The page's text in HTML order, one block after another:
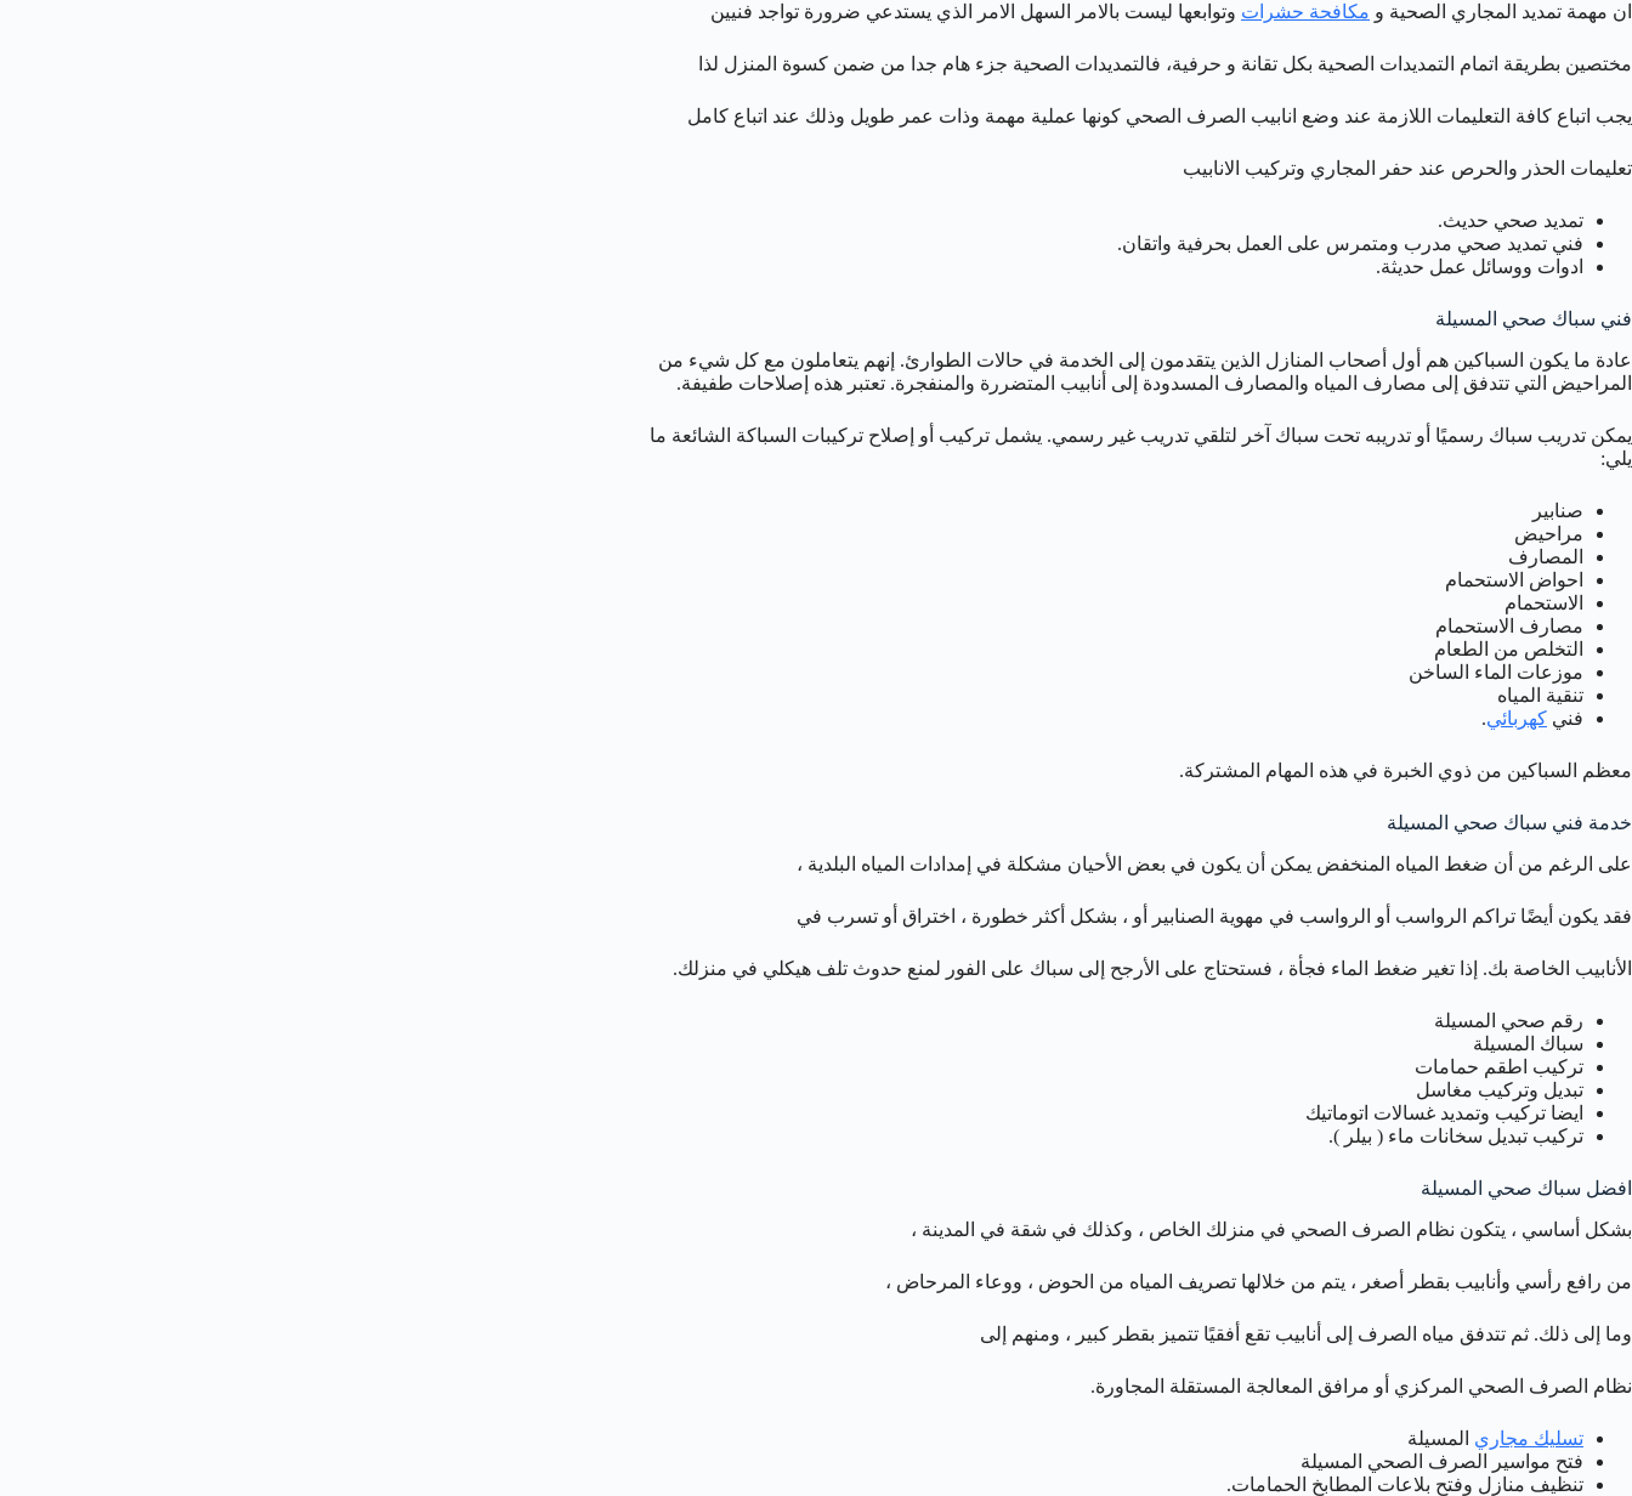
ان مهمة تمديد المجاري الصحية و مكافحة حشرات وتوابعها ليست بالامر السهل الامر الذي يستدعي ضرورة تواجد فنيين
مختصين بطريقة اتمام التمديدات الصحية بكل تقانة و حرفية، فالتمديدات الصحية جزء هام جدا من ضمن كسوة المنزل لذا
يجب اتباع كافة التعليمات اللازمة عند وضع انابيب الصرف الصحي كونها عملية مهمة وذات عمر طويل وذلك عند اتباع كامل
تعليمات الحذر والحرص عند حفر المجاري وتركيب الانابيب
تمديد صحي حديث.
فني تمديد صحي مدرب ومتمرس على العمل بحرفية واتقان.
ادوات ووسائل عمل حديثة.
فني سباك صحي المسيلة
عادة ما يكون السباكين هم أول أصحاب المنازل الذين يتقدمون إلى الخدمة في حالات الطوارئ. إنهم يتعاملون مع كل شيء من
المراحيض التي تتدفق إلى مصارف المياه والمصارف المسدودة إلى أنابيب المتضررة والمنفجرة. تعتبر هذه إصلاحات طفيفة.
يمكن تدريب سباك رسميًا أو تدريبه تحت سباك آخر لتلقي تدريب غير رسمي. يشمل تركيب أو إصلاح تركيبات السباكة الشائعة ما
يلي:
صنابير
مراحيض
المصارف
احواض الاستحمام
الاستحمام
مصارف الاستحمام
التخلص من الطعام
موزعات الماء الساخن
تنقية المياه
فني كهربائي.
معظم السباكين من ذوي الخبرة في هذه المهام المشتركة.
خدمة فني سباك صحي المسيلة
على الرغم من أن ضغط المياه المنخفض يمكن أن يكون في بعض الأحيان مشكلة في إمدادات المياه البلدية ،
فقد يكون أيضًا تراكم الرواسب أو الرواسب في مهوية الصنابير أو ، بشكل أكثر خطورة ، اختراق أو تسرب في
الأنابيب الخاصة بك. إذا تغير ضغط الماء فجأة ، فستحتاج على الأرجح إلى سباك على الفور لمنع حدوث تلف هيكلي في منزلك.
رقم صحي المسيلة
سباك المسيلة
تركيب اطقم حمامات
تبديل وتركيب مغاسل
ايضا تركيب وتمديد غسالات اتوماتيك
تركيب تبديل سخانات ماء ( بيلر ).
افضل سباك صحي المسيلة
بشكل أساسي ، يتكون نظام الصرف الصحي في منزلك الخاص ، وكذلك في شقة في المدينة ،
من رافع رأسي وأنابيب بقطر أصغر ، يتم من خلالها تصريف المياه من الحوض ، ووعاء المرحاض ،
وما إلى ذلك. ثم تتدفق مياه الصرف إلى أنابيب تقع أفقيًا تتميز بقطر كبير ، ومنهم إلى
نظام الصرف الصحي المركزي أو مرافق المعالجة المستقلة المجاورة.
تسليك مجاري المسيلة
فتح مواسير الصرف الصحي المسيلة
تنظيف منازل وفتح بلاعات المطابخ الحمامات.